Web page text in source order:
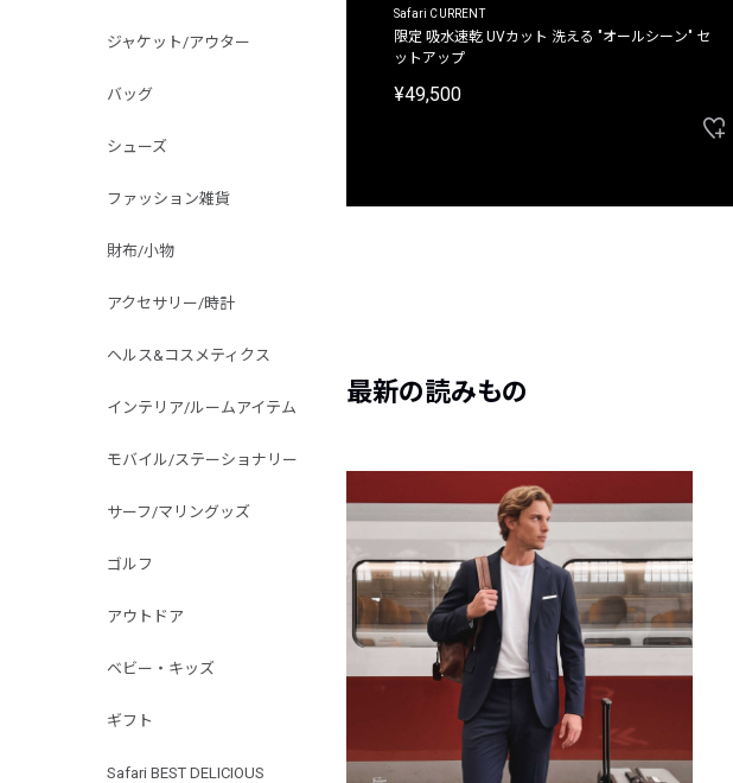
ジャケット/アウター
バッグ
シューズ
ファッション雑貨
財布/小物
アクセサリー/時計
ヘルス&コスメティクス
インテリア/ルームアイテム
モバイル/ステーショナリー
サーフ/マリングッズ
ゴルフ
アウトドア
ベビー・キッズ
ギフト
Safari BEST DELICIOUS
別注限定 フード付き チェックシャツジャケット
Safari CURRENT
限定 吸水速乾 UVカット 洗える "オールシーン" セ
ットアップ
¥49,500
最新の読みもの